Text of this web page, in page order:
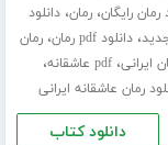
رمان رایگان،رمان،دانلود
،دانلود pdf رمان ،رمان
ایرانی،pdf عاشقانه ،
رمان عاشقانه ایرانی
دانلود کتاب